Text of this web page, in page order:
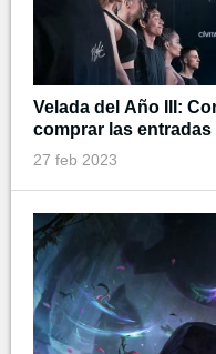
Velada del Año III:
comprar las
27 feb 2023